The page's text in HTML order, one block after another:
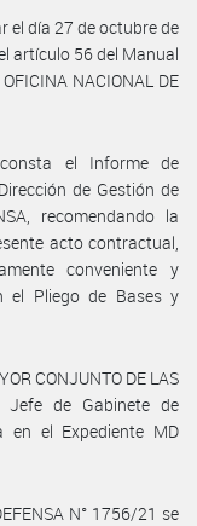
el día 27 de octubre de
artículo 56 del Manual
NACIONAL DE
el Informe de
de Gestión de
recomendando la
acto contractual,
conveniente y
el Pliego de Bases y
CONJUNTO DE LAS
Jefe de Gabinete de
en el Expediente MD
N° 1756/21 se